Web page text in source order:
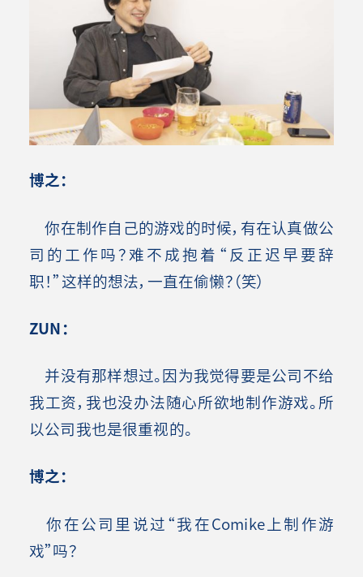
博之：
你在制作自己的游戏的时候，有在认真做公
司的工作吗？难不成抱着“反正迟早要辞
职！”这样的想法，一直在偷懒？（笑）
ZUN：
并没有那样想过。因为我觉得要是公司不给
我工资，我也没办法随心所欲地制作游戏。所
以公司我也是很重视的。
博之：
你在公司里说过“我在Comike上制作游
戏”吗？